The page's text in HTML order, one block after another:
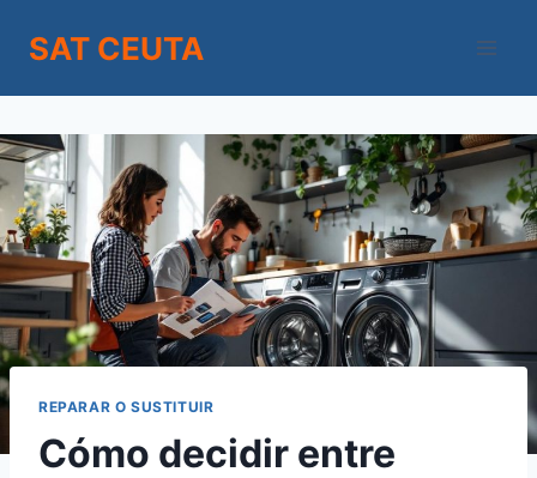
SAT CEUTA
REPARAR O SUSTITUIR
Cómo decidir entre